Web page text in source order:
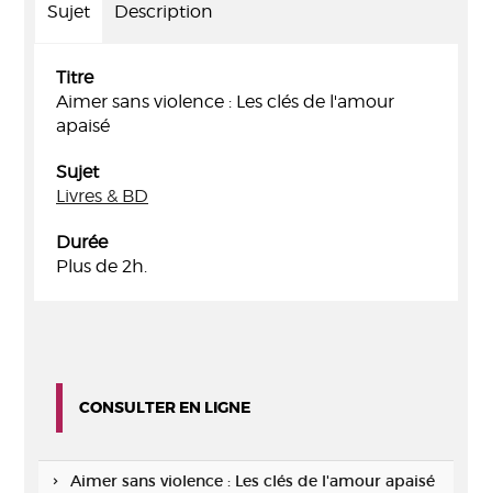
Sujet Description
Titre
Aimer sans violence : Les clés de l'amour
apaisé
Sujet
Livres & BD
Durée
Plus de 2h.
CONSULTER EN LIGNE
Aimer sans violence : Les clés de l'amour apaisé